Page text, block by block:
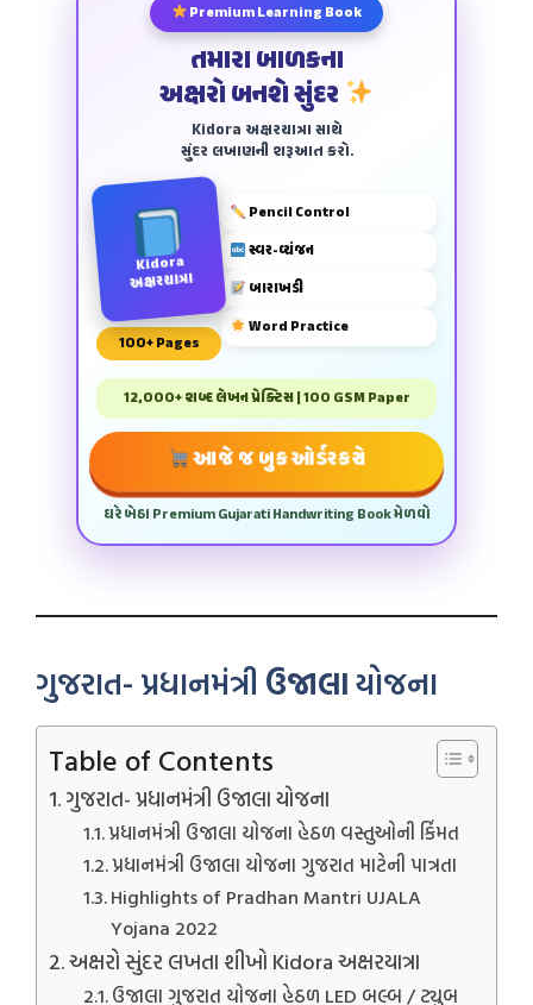
Premium Learning Book
તમારા બાળકના
અક્ષરો બનશે સુંદર
Kidora અક્ષરયાત્રા સાથે
સુંદર લખાણની શરૂઆત કરો.
Kidora
અક્ષરયાત્રા
100+ Pages
Pencil Control
સ્વર-વ્યંજન
બારાખડી
Word Practice
12,000+ શબ્દ લેખન પ્રેક્ટિસ | 100 GSM Paper
આજે જ બુક ઓર્ડર કરો
ઘરે બેઠા Premium Gujarati Handwriting Book મેળવો
ગુજરાત- પ્રધાનમંત્રી ઉજાલાયોજના
Table of Contents
ગુજરાત- પ્રધાનમંત્રી ઉજાલા યોજના
પ્રધાનમંત્રી ઉજાલા યોજના હેઠળ વસ્તુઓની કિંંમત
પ્રધાનમંત્રી ઉજાલા યોજના ગુજરાત માટેની પાત્રતા
Highlights of Pradhan Mantri UJALA
Yojana 2022
અક્ષરો સુંદર લખતા શીખો Kidora અક્ષરયાત્રા
ઉજાલા ગુજરાત યોજના હેઠળ LED બલ્બ / ટ્યુબ